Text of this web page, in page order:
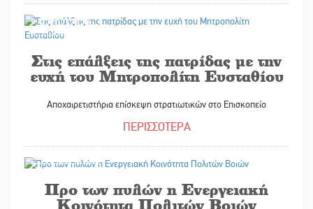
22/07/2026
Στις επάλξεις της πατρίδας με την
ευχή του Μητροπολίτη Ευσταθίου
Αποχαιρετιστήρια επίσκεψη στρατιωτικών στο Επισκοπείο
ΠΕΡΙΣΣΟΤΕΡΑ
Προ των πυλών η Ενεργειακή
Κοινότητα Πολιτών Βοιών